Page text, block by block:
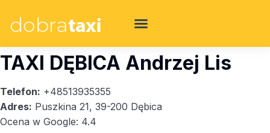
TAXI DĘBICA Andrzej Lis
Telefon: +48513935355
Adres: Puszkina 21, 39-200 Dębica
Ocena w Google: 4.4